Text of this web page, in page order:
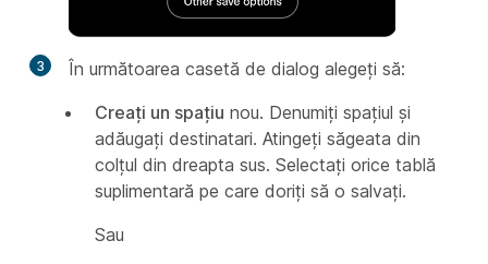
3
În următoarea casetă de dialog alegeți să:
Creați un spațiu nou. Denumiți spațiul și
adăugați destinatari. Atingeți săgeata din
colțul din dreapta sus. Selectați orice tablă
suplimentară pe care doriți să o salvați.
Sau